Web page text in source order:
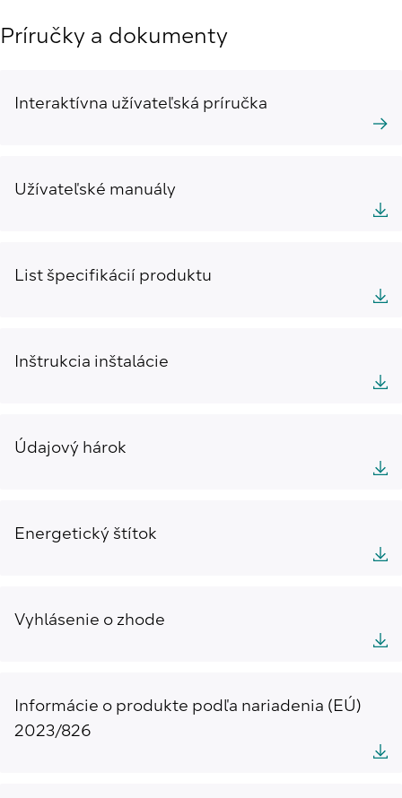
Príručky a dokumenty
Interaktívna užívateľská príručka
Užívateľské manuály
List špecifikácií produktu
Inštrukcia inštalácie
Údajový hárok
Energetický štítok
Vyhlásenie o zhode
Informácie o produkte podľa nariadenia (EÚ)
2023/826